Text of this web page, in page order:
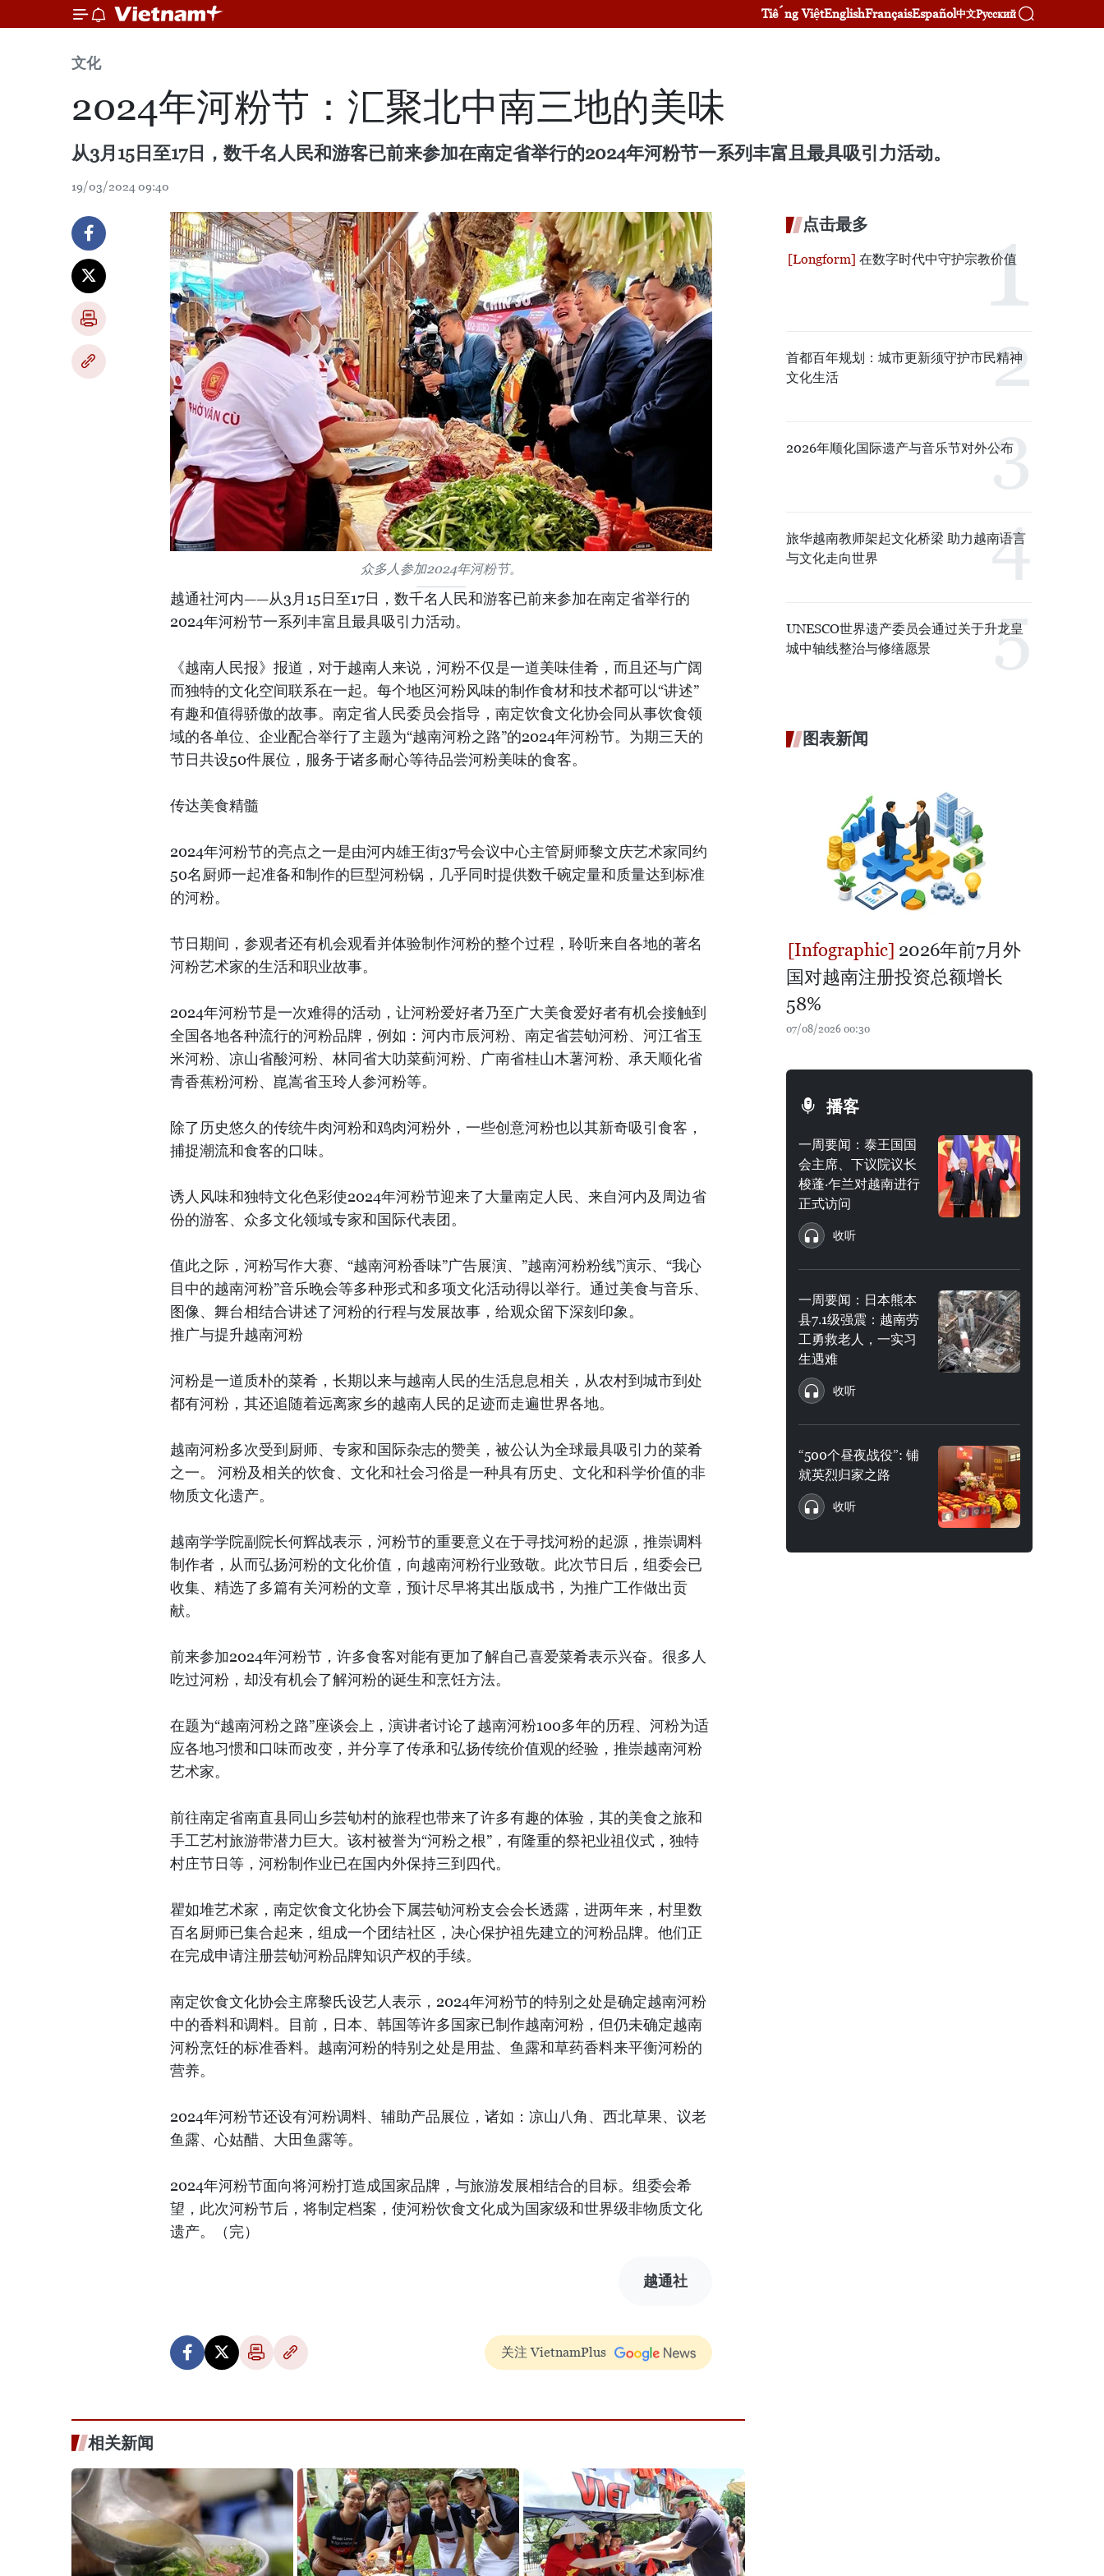
Tiếng ViệtEnglishFrançaisEspañol中文Русский
文化
2024年河粉节：汇聚北中南三地的美味
从3月15日至17日，数千名人民和游客已前来参加在南定省举行的2024年河粉节一系列丰富且最具吸引力活动。
19/03/2024 09:40
众多人参加2024年河粉节。
越通社河内——从3月15日至17日，数千名人民和游客已前来参加在南定省举行的
2024年河粉节一系列丰富且最具吸引力活动。
《越南人民报》报道，对于越南人来说，河粉不仅是一道美味佳肴，而且还与广阔
而独特的文化空间联系在一起。每个地区河粉风味的制作食材和技术都可以“讲述”
有趣和值得骄傲的故事。南定省人民委员会指导，南定饮食文化协会同从事饮食领
域的各单位、企业配合举行了主题为“越南河粉之路”的2024年河粉节。为期三天的
节日共设50件展位，服务于诸多耐心等待品尝河粉美味的食客。
传达美食精髓
2024年河粉节的亮点之一是由河内雄王街37号会议中心主管厨师黎文庆艺术家同约
50名厨师一起准备和制作的巨型河粉锅，几乎同时提供数千碗定量和质量达到标准
的河粉。
节日期间，参观者还有机会观看并体验制作河粉的整个过程，聆听来自各地的著名
河粉艺术家的生活和职业故事。
2024年河粉节是一次难得的活动，让河粉爱好者乃至广大美食爱好者有机会接触到
全国各地各种流行的河粉品牌，例如：河内市辰河粉、南定省芸劬河粉、河江省玉
米河粉、凉山省酸河粉、林同省大叻菜蓟河粉、广南省桂山木薯河粉、承天顺化省
青香蕉粉河粉、崑嵩省玉玲人参河粉等。
除了历史悠久的传统牛肉河粉和鸡肉河粉外，一些创意河粉也以其新奇吸引食客，
捕捉潮流和食客的口味。
诱人风味和独特文化色彩使2024年河粉节迎来了大量南定人民、来自河内及周边省
份的游客、众多文化领域专家和国际代表团。
值此之际，河粉写作大赛、“越南河粉香味”广告展演、”越南河粉粉线”演示、“我心
目中的越南河粉”音乐晚会等多种形式和多项文化活动得以举行。通过美食与音乐、
图像、舞台相结合讲述了河粉的行程与发展故事，给观众留下深刻印象。
推广与提升越南河粉
河粉是一道质朴的菜肴，长期以来与越南人民的生活息息相关，从农村到城市到处
都有河粉，其还追随着远离家乡的越南人民的足迹而走遍世界各地。
越南河粉多次受到厨师、专家和国际杂志的赞美，被公认为全球最具吸引力的菜肴
之一。 河粉及相关的饮食、文化和社会习俗是一种具有历史、文化和科学价值的非
物质文化遗产。
越南学学院副院长何辉战表示，河粉节的重要意义在于寻找河粉的起源，推崇调料
制作者，从而弘扬河粉的文化价值，向越南河粉行业致敬。此次节日后，组委会已
收集、精选了多篇有关河粉的文章，预计尽早将其出版成书，为推广工作做出贡
献。
前来参加2024年河粉节，许多食客对能有更加了解自己喜爱菜肴表示兴奋。很多人
吃过河粉，却没有机会了解河粉的诞生和烹饪方法。
在题为“越南河粉之路”座谈会上，演讲者讨论了越南河粉100多年的历程、河粉为适
应各地习惯和口味而改变，并分享了传承和弘扬传统价值观的经验，推崇越南河粉
艺术家。
前往南定省南直县同山乡芸劬村的旅程也带来了许多有趣的体验，其的美食之旅和
手工艺村旅游带潜力巨大。该村被誉为“河粉之根”，有隆重的祭祀业祖仪式，独特
村庄节日等，河粉制作业已在国内外保持三到四代。
瞿如堆艺术家，南定饮食文化协会下属芸劬河粉支会会长透露，进两年来，村里数
百名厨师已集合起来，组成一个团结社区，决心保护祖先建立的河粉品牌。他们正
在完成申请注册芸劬河粉品牌知识产权的手续。
南定饮食文化协会主席黎氏设艺人表示，2024年河粉节的特别之处是确定越南河粉
中的香料和调料。目前，日本、韩国等许多国家已制作越南河粉，但仍未确定越南
河粉烹饪的标准香料。越南河粉的特别之处是用盐、鱼露和草药香料来平衡河粉的
营养。
2024年河粉节还设有河粉调料、辅助产品展位，诸如：凉山八角、西北草果、议老
鱼露、心姑醋、大田鱼露等。
2024年河粉节面向将河粉打造成国家品牌，与旅游发展相结合的目标。组委会希
望，此次河粉节后，将制定档案，使河粉饮食文化成为国家级和世界级非物质文化
遗产。（完）
越通社
关注 VietnamPlus
相关新闻
点击最多
在数字时代中守护宗教价值
首都百年规划：城市更新须守护市民精神
文化生活
2026年顺化国际遗产与音乐节对外公布
旅华越南教师架起文化桥梁 助力越南语言
与文化走向世界
UNESCO世界遗产委员会通过关于升龙皇
城中轴线整治与修缮愿景
图表新闻
2026年前7月外
国对越南注册投资总额增长
58%
07/08/2026 00:30
播客
一周要闻：泰王国国
会主席、下议院议长
梭蓬·乍兰对越南进行
正式访问
收听
一周要闻：日本熊本
县7.1级强震：越南劳
工勇救老人，一实习
生遇难
收听
“500个昼夜战役”: 铺
就英烈归家之路
收听